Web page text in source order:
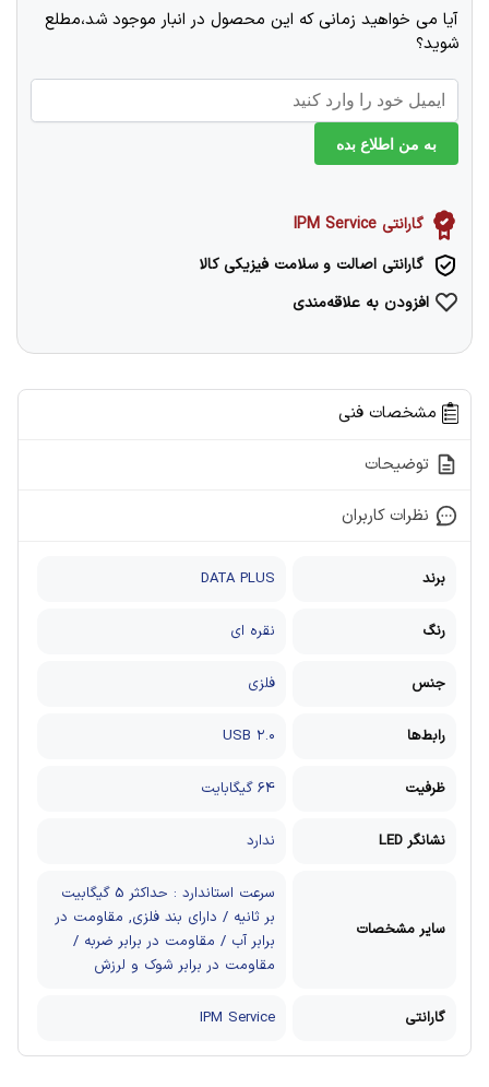
آیا می خواهید زمانی که این محصول در انبار موجود شد،مطلع
شوید؟
به من اطلاع بده
گارانتی IPM Service
گارانتی اصالت و سلامت فیزیکی کالا
افزودن به علاقه‌مندی
مشخصات فنی
توضیحات
نظرات کاربران
برند DATA PLUS
رنگ نقره ای
جنس فلزی
رابط‌ها USB ۲.۰
ظرفیت 64 گیگابایت
نشانگر LED ندارد
سایر مشخصات
سرعت استاندارد : حداکثر 5 گیگابیت
بر ثانیه / دارای بند فلزی, مقاومت در
برابر آب / مقاومت در برابر ضربه /
مقاومت در برابر شوک و لرزش
گارانتی IPM Service